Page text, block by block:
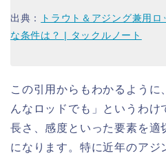
出典：
トラウト＆アジング兼用
な条件は？ | タックルノート
この引用からもわかるように
んなロッドでも」というわけ
長さ、感度といった要素を適
になります。特に近年のアジ